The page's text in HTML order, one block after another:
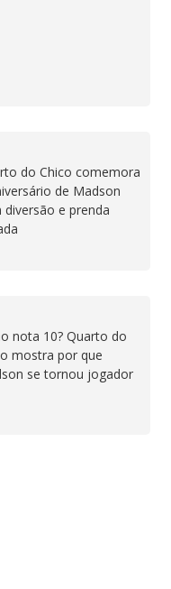
do Chico comemora
de Madson
diversão e prenda
nota 10? Quarto do
mostra por que
se tornou jogador